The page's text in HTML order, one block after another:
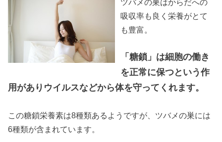
ツバメの巣はからだへの
吸収率も良く栄養がとて
も豊富。
「糖鎖」は細胞の働き
を正常に保つという作
用がありウイルスなどから体を守ってくれます。
この糖鎖栄養素は8種類あるようですが、ツバメの巣には
6種類が含まれています。